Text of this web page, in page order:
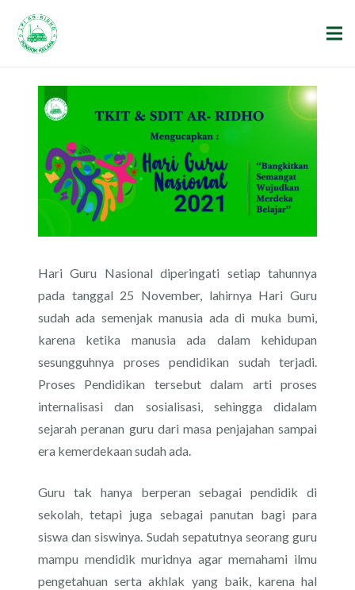
Hari Guru Nasional diperingati setiap tahunnya
pada tanggal 25 November, lahirnya Hari Guru
sudah ada semenjak manusia ada di muka bumi,
karena ketika manusia ada dalam kehidupan
sesungguhnya proses pendidikan sudah terjadi.
Proses Pendidikan tersebut dalam arti proses
internalisasi dan sosialisasi, sehingga didalam
sejarah peranan guru dari masa penjajahan sampai
era kemerdekaan sudah ada.
Guru tak hanya berperan sebagai pendidik di
sekolah, tetapi juga sebagai panutan bagi para
siswa dan siswinya. Sudah sepatutnya seorang guru
mampu mendidik muridnya agar memahami ilmu
pengetahuan serta akhlak yang baik, karena hal